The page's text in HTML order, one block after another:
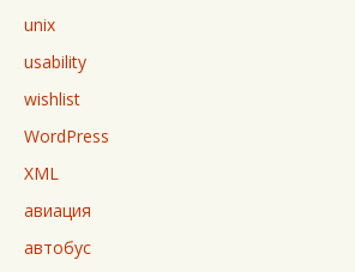
unix
usability
wishlist
WordPress
XML
авиация
автобус